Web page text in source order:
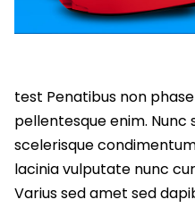
test Penatibus non
pellentesque enim. Nunc
scelerisque
lacinia vulputate nunc
Varius sed amet sed